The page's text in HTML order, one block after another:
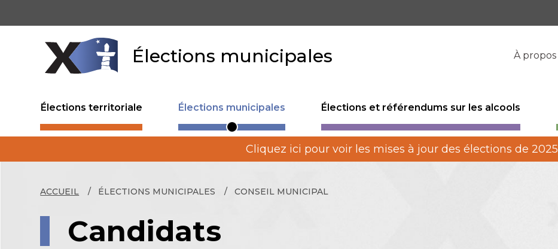
À propos
Élections municipales
Élections territoriale Élections municipales Élections et référendums sur les alcools
Cliquez ici pour voir les mises à jour des élections de 2025
ACCUEIL ÉLECTIONS MUNICIPALES CONSEIL MUNICIPAL
Candidats